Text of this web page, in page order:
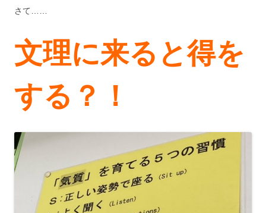
さて……
文理に来ると得を
する？！